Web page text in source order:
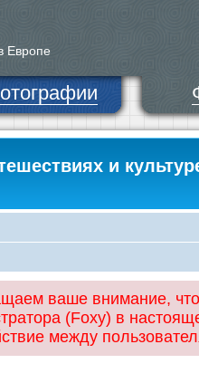
Европе
и
ваше внимание,
(Foxy) в
между